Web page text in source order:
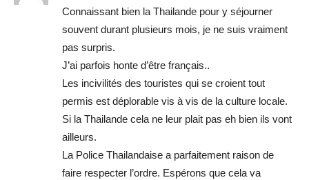
Connaissant bien la Thailande pour y séjourner
souvent durant plusieurs mois, je ne suis vraiment
pas surpris.
J’ai parfois honte d’être français..
Les incivilités des touristes qui se croient tout
permis est déplorable vis à vis de la culture locale.
Si la Thailande cela ne leur plait pas eh bien ils vont
ailleurs.
La Police Thailandaise a parfaitement raison de
faire respecter l’ordre. Espérons que cela va